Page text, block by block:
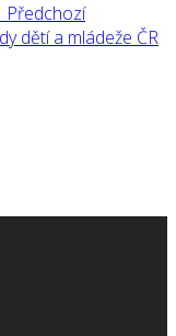
Předchozí
dětí a mládeže ČR